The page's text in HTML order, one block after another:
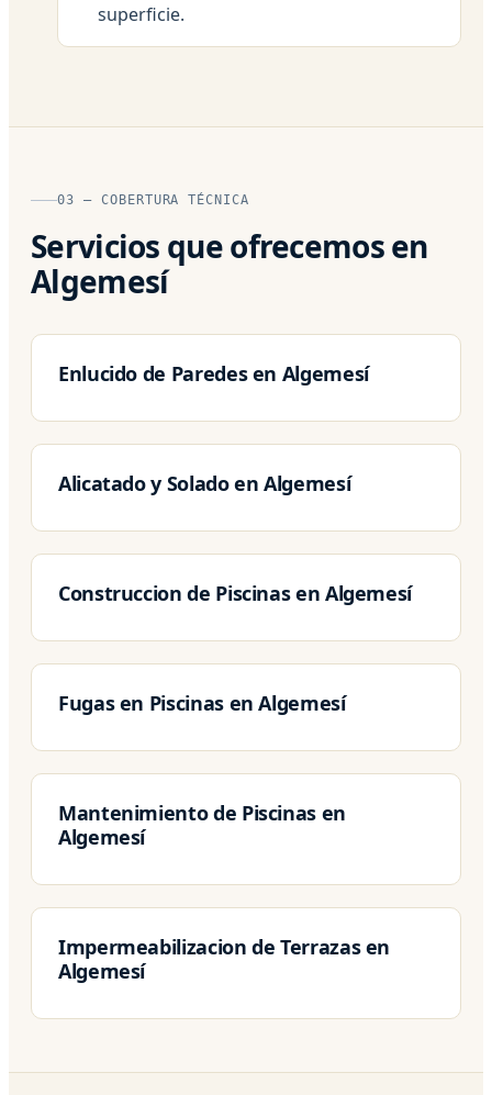
superficie.
03 — COBERTURA TÉCNICA
Servicios que ofrecemos en
Algemesí
Enlucido de Paredes en Algemesí
Alicatado y Solado en Algemesí
Construccion de Piscinas en Algemesí
Fugas en Piscinas en Algemesí
Mantenimiento de Piscinas en
Algemesí
Impermeabilizacion de Terrazas en
Algemesí